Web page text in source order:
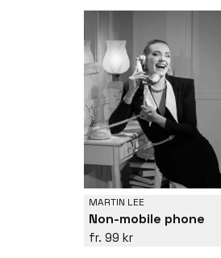
MARTIN LEE
Non-mobile phone
99 kr